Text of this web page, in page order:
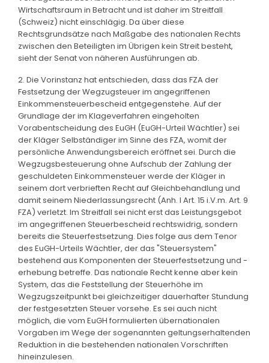
Wirtschaftsraum in Betracht und ist daher im Streitfall
(Schweiz) nicht einschlägig. Da über diese
Rechtsgrundsätze nach Maßgabe des nationalen Rechts
zwischen den Beteiligten im Übrigen kein Streit besteht,
sieht der Senat von näheren Ausführungen ab.
2. Die Vorinstanz hat entschieden, dass das FZA der
Festsetzung der Wegzugsteuer im angegriffenen
Einkommensteuerbescheid entgegenstehe. Auf der
Grundlage der im Klageverfahren eingeholten
Vorabentscheidung des EuGH (EuGH-Urteil Wächtler) sei
der Kläger Selbständiger im Sinne des FZA, womit der
persönliche Anwendungsbereich eröffnet sei. Durch die
Wegzugsbesteuerung ohne Aufschub der Zahlung der
geschuldeten Einkommensteuer werde der Kläger in
seinem dort verbrieften Recht auf Gleichbehandlung und
damit seinem Niederlassungsrecht (Anh. I Art. 15 i.V.m. Art. 9
FZA) verletzt. Im Streitfall sei nicht erst das Leistungsgebot
im angegriffenen Steuerbescheid rechtswidrig, sondern
bereits die Steuerfestsetzung. Dies folge aus dem Tenor
des EuGH-Urteils Wächtler, der das "Steuersystem"
bestehend aus Komponenten der Steuerfestsetzung und -
erhebung betreffe. Das nationale Recht kenne aber kein
System, das die Feststellung der Steuerhöhe im
Wegzugszeitpunkt bei gleichzeitiger dauerhafter Stundung
der festgesetzten Steuer vorsehe. Es sei auch nicht
möglich, die vom EuGH formulierten übernationalen
Vorgaben im Wege der sogenannten geltungserhaltenden
Reduktion in die bestehenden nationalen Vorschriften
hineinzulesen.